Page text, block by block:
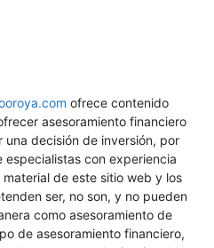
ofrece contenido
asesoramiento financiero
una decisión de inversión, por
con experiencia
de este sitio web y los
ser, no son, y no pueden
como asesoramiento de
de asesoramiento financiero,